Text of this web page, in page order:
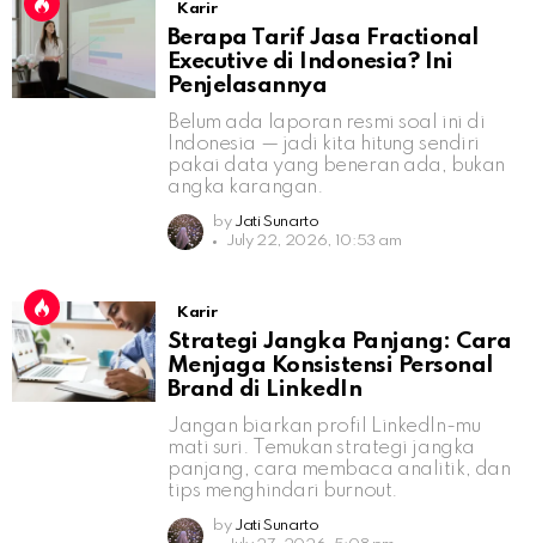
Karir
Berapa Tarif Jasa Fractional
Executive di Indonesia? Ini
Penjelasannya
Belum ada laporan resmi soal ini di
Indonesia — jadi kita hitung sendiri
pakai data yang beneran ada, bukan
angka karangan.
by Jati Sunarto
July 22, 2026, 10:53 am
Karir
Strategi Jangka Panjang: Cara
Menjaga Konsistensi Personal
Brand di LinkedIn
Jangan biarkan profil LinkedIn-mu
mati suri. Temukan strategi jangka
panjang, cara membaca analitik, dan
tips menghindari burnout.
by Jati Sunarto